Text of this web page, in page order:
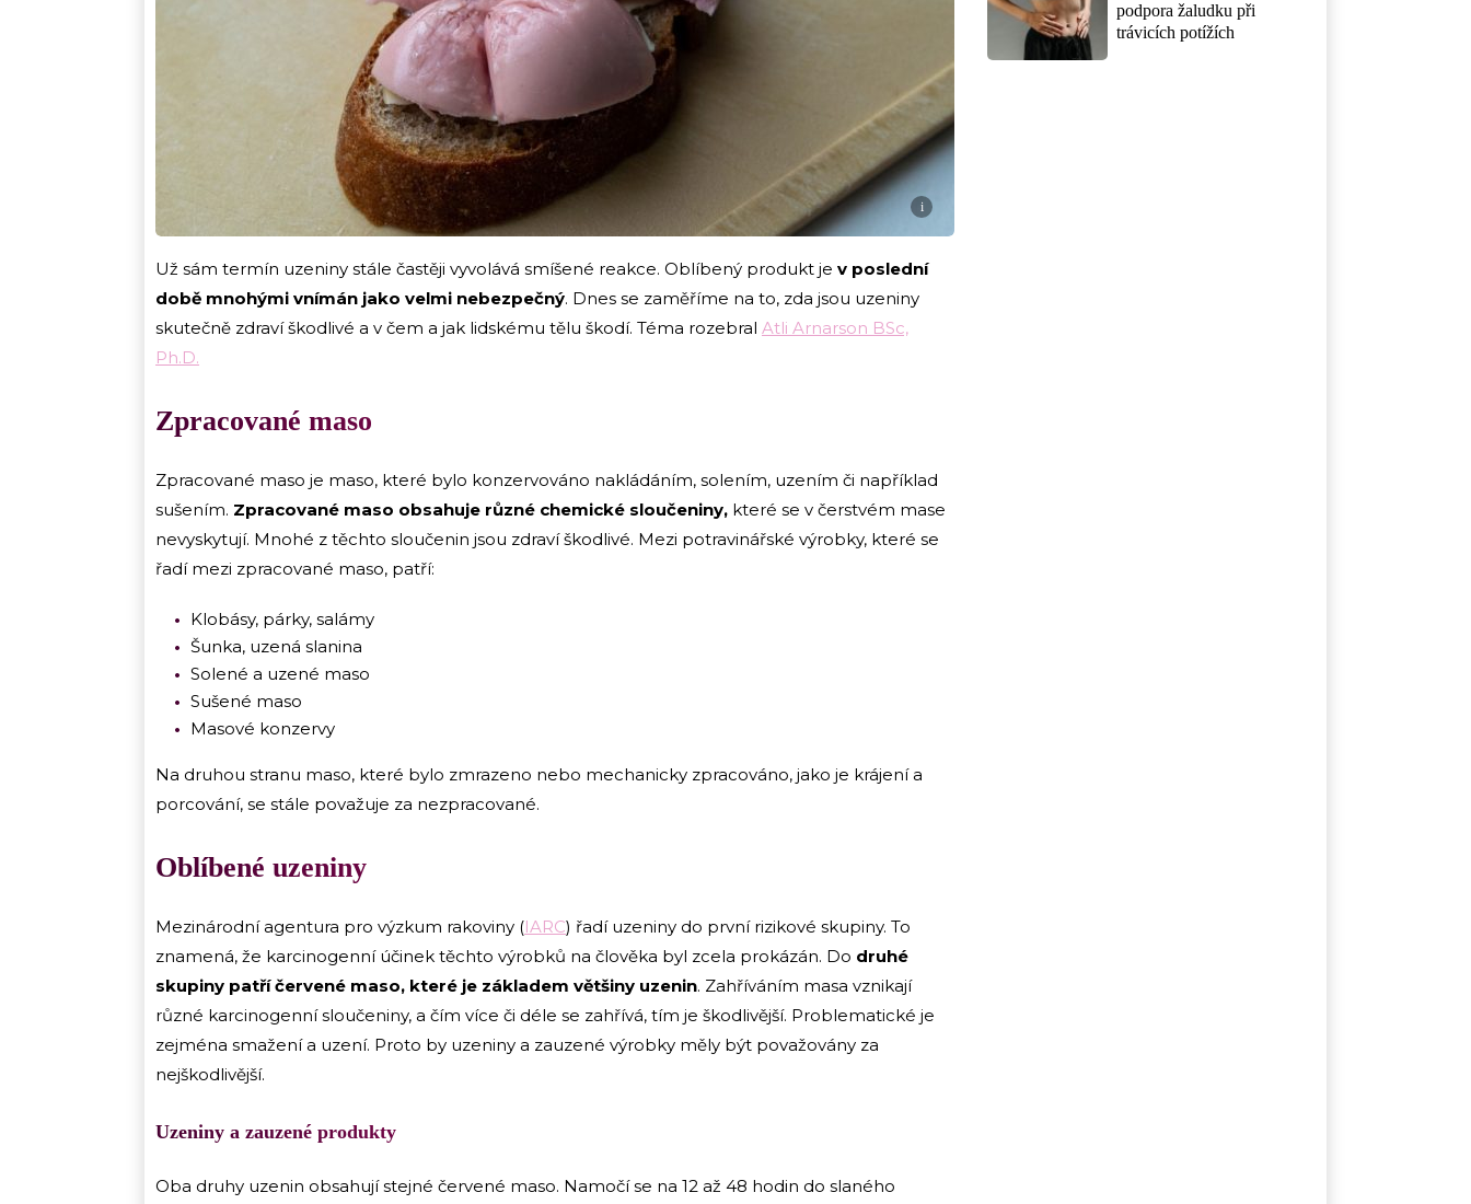
i
Už sám termín uzeniny stále častěji vyvolává smíšené reakce. Oblíbený produkt je v poslední
době mnohými vnímán jako velmi nebezpečný. Dnes se zaměříme na to, zda jsou uzeniny
skutečně zdraví škodlivé a v čem a jak lidskému tělu škodí. Téma rozebral Atli Arnarson BSc,
Ph.D.
Zpracované maso
Zpracované maso je maso, které bylo konzervováno nakládáním, solením, uzením či například
sušením. Zpracované maso obsahuje různé chemické sloučeniny, které se v čerstvém mase
nevyskytují. Mnohé z těchto sloučenin jsou zdraví škodlivé. Mezi potravinářské výrobky, které se
řadí mezi zpracované maso, patří:
Klobásy, párky, salámy
Šunka, uzená slanina
Solené a uzené maso
Sušené maso
Masové konzervy
Na druhou stranu maso, které bylo zmrazeno nebo mechanicky zpracováno, jako je krájení a
porcování, se stále považuje za nezpracované.
Oblíbené uzeniny
Mezinárodní agentura pro výzkum rakoviny (IARC) řadí uzeniny do první rizikové skupiny. To
znamená, že karcinogenní účinek těchto výrobků na člověka byl zcela prokázán. Do druhé
skupiny patří červené maso, které je základem většiny uzenin. Zahříváním masa vznikají
různé karcinogenní sloučeniny, a čím více či déle se zahřívá, tím je škodlivější. Problematické je
zejména smažení a uzení. Proto by uzeniny a zauzené výrobky měly být považovány za
nejškodlivější.
Uzeniny a zauzené produkty
Oba druhy uzenin obsahují stejné červené maso. Namočí se na 12 až 48 hodin do slaného
podpora žaludku při
trávicích potížích